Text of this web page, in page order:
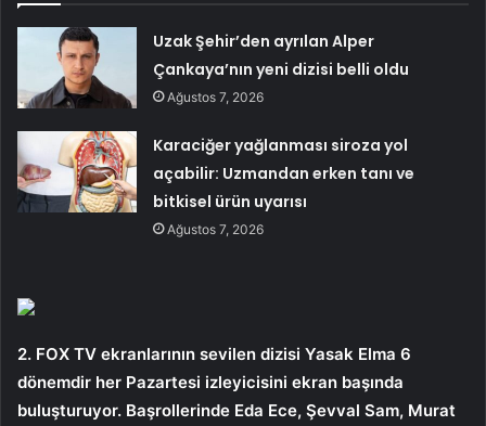
Uzak Şehir’den ayrılan Alper
Çankaya’nın yeni dizisi belli oldu
Ağustos 7, 2026
Karaciğer yağlanması siroza yol
açabilir: Uzmandan erken tanı ve
bitkisel ürün uyarısı
Ağustos 7, 2026
2. FOX TV ekranlarının sevilen dizisi Yasak Elma 6
dönemdir her Pazartesi izleyicisini ekran başında
buluşturuyor. Başrollerinde Eda Ece, Şevval Sam, Murat